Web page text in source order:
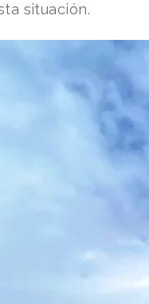
situación.